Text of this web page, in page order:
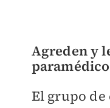
Agreden y
El grupo de